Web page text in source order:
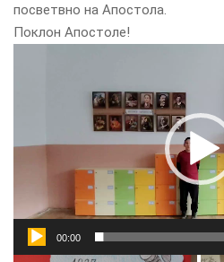
посветвно на Апостола.
Поклон Апостоле!
00:00